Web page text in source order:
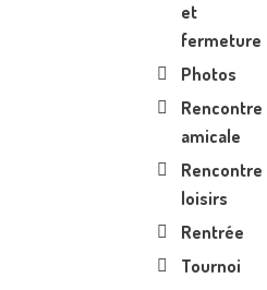
et
fermeture
Photos
Rencontre
amicale
Rencontre
loisirs
Rentrée
Tournoi